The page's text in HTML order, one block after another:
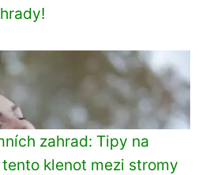
zahrad: Tipy na
klenot mezi stromy